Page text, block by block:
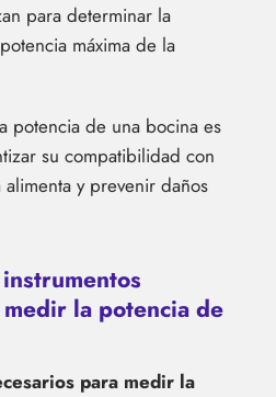
para determinar la
máxima de la
potencia de una bocina es
su compatibilidad con
y prevenir daños
la potencia de
para medir la